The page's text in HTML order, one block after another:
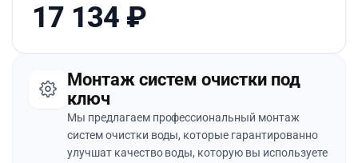
17 134 ₽
Монтаж систем очистки под
ключ
Мы предлагаем профессиональный монтаж
систем очистки воды, которые гарантированно
улучшат качество воды, которую вы используете